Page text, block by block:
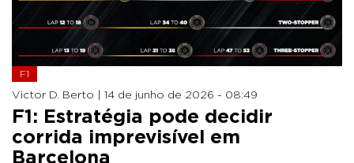
F1
Victor D. Berto | 14 de junho de 2026 - 08:49
F1: Estratégia pode decidir
corrida imprevisível em
Barcelona